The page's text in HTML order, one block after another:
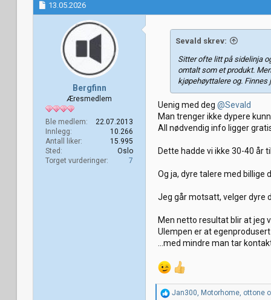
s
o
13.05.2026
Bergfinn
Æresmedlem
Ble medlem
22.07.2013
Innlegg
10.266
Antall liker
15.995
Sted
Oslo
Torget vurderinger
7
Sevald skrev:
Sitter ofte litt på sidelinja
omtalt som et produkt.
kjøpehøyttalere og. Finnes
Uenig med deg @Sevald
Man trenger ikke dypere
All nødvendig info ligger
Dette hadde vi ikke 30-40 år
Og ja, dyre talere med billige
Jeg går motsatt, velger dyre
Men netto resultat blir at jeg
Ulempen er at egenprodusert
...med mindre man tar
R
Jan300, Motorhome, ottone